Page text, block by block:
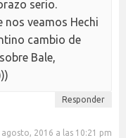
serio.
nos veamos Hechi
cambio de
Bale,
Responder
agosto, 2016 a las 10:21 pm